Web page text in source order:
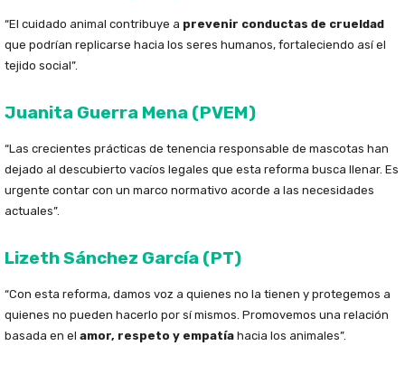
“El cuidado animal contribuye a prevenir conductas de crueldad
que podrían replicarse hacia los seres humanos, fortaleciendo así el
tejido social”.
Juanita Guerra Mena (PVEM)
“Las crecientes prácticas de tenencia responsable de mascotas han
dejado al descubierto vacíos legales que esta reforma busca llenar. Es
urgente contar con un marco normativo acorde a las necesidades
actuales”.
Lizeth Sánchez García (PT)
“Con esta reforma, damos voz a quienes no la tienen y protegemos a
quienes no pueden hacerlo por sí mismos. Promovemos una relación
basada en el amor, respeto y empatía hacia los animales”.